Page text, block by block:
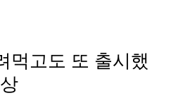
먹고도 또 출시했